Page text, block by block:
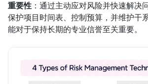
重要性 ：通过主动应对风险并快速解决
保护项目时间表、控制预算，并维护干
能对于保持长期的专业信誉至关重要。